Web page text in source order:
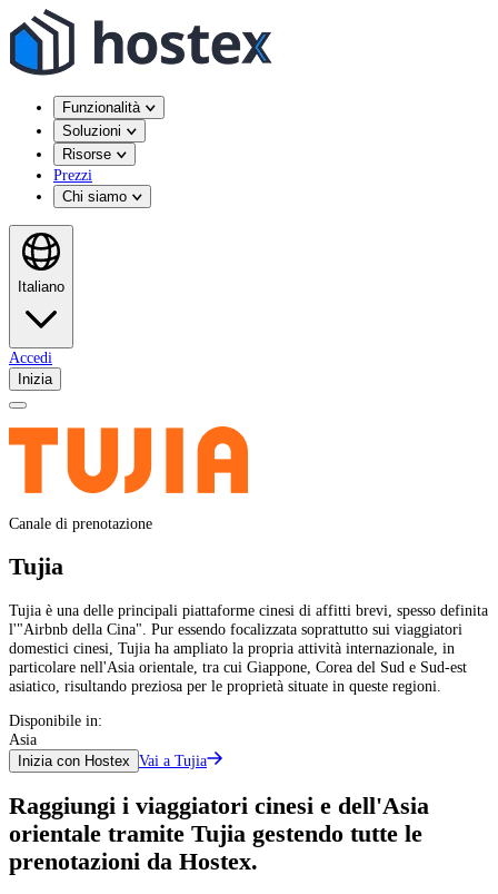
Funzionalità
Soluzioni
Risorse
Prezzi
Chi siamo
Italiano
Accedi
Inizia
Canale di prenotazione
Tujia
Tujia è una delle principali piattaforme cinesi di affitti brevi, spesso definita
l'"Airbnb della Cina". Pur essendo focalizzata soprattutto sui viaggiatori
domestici cinesi, Tujia ha ampliato la propria attività internazionale, in
particolare nell'Asia orientale, tra cui Giappone, Corea del Sud e Sud-est
asiatico, risultando preziosa per le proprietà situate in queste regioni.
Disponibile in:
Asia
Inizia con Hostex Vai a Tujia
Raggiungi i viaggiatori cinesi e dell'Asia
orientale tramite Tujia gestendo tutte le
prenotazioni da Hostex.